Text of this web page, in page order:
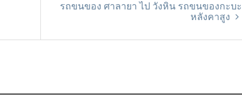
รถขนของ ศาลายา ไป วังหิน รถขนของกะบะ
หลังคาสูง